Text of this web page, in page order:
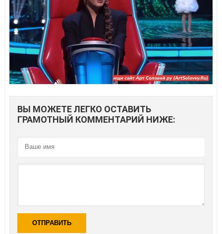
ВЫ МОЖЕТЕ ЛЕГКО ОСТАВИТЬ
ГРАМОТНЫЙ КОММЕНТАРИЙ НИЖЕ:
ОТПРАВИТЬ